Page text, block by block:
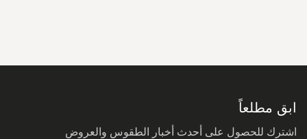
ابق مطلعاً
اشترك للحصول على أحدث أخبار الطقوس والعروض